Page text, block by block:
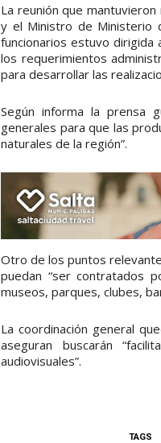
La reunión que
y el Ministro de Ministerio
funcionarios estuvo dirigida
los requerimientos
para desarrollar las
Según informa la prensa
generales para que las
naturales de la región”.
Otro de los puntos
puedan “ser contratados
museos, parques, clubes,
La coordinación general
aseguran buscarán
audiovisuales”.
TAGS